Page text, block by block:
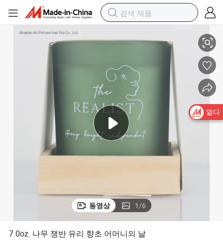
7.0oz. 나무 쟁반 유리 향초 어머니의 날
동영상 1/6
7.0oz. 나무 쟁반 유리 향초 어머니의 날
열다